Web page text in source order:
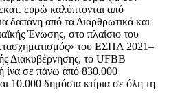
ευρώ καλύπτονται από
δαπάνη από τα Διαρθρωτικά και
Ένωσης, στο πλαίσιο του
του ΕΣΠΑ 2021–
Διακυβέρνησης, το UFBB
ίνα σε πάνω από 830.000
10.000 δημόσια κτίρια σε όλη τη